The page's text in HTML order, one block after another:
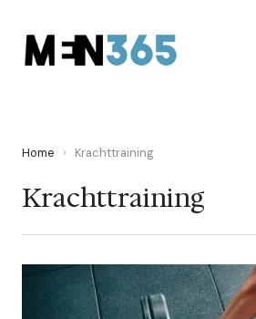
Home › Krachttraining
Krachttraining